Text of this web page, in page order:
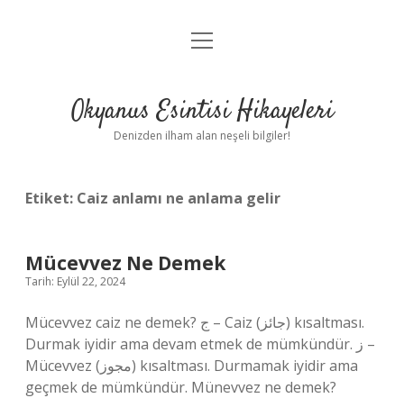
Anasayfa
Yasal Uyarı
menüyü
Okyanus Esintisi Hikayeleri
Denizden ilham alan neşeli bilgiler!
Etiket: Caiz anlamı ne anlama gelir
Mücevvez Ne Demek
Tarih: Eylül 22, 2024
Mücevvez caiz ne demek? ج – Caiz (جائز) kısaltması.
Durmak iyidir ama devam etmek de mümkündür. ز –
Mücevvez (مجوز) kısaltması. Durmamak iyidir ama
geçmek de mümkündür. Münevvez ne demek?